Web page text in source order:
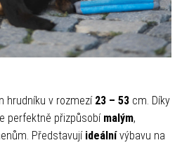
hrudníku v rozmezí23 – 53 cm. Díky
perfektně přizpůsobí malým,
Představují ideálnívýbavu na